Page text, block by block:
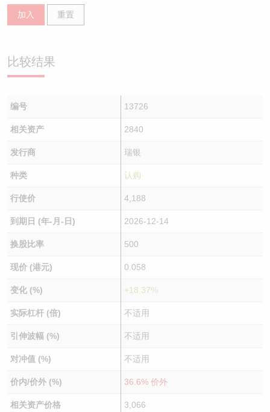
加入 重置
比较结果
编号 13726
相关资产 2840
发行商 瑞银
种类 认购
行使价 4,188
到期日 (年-月-日) 2026-12-14
换股比率 500
现价 (港元) 0.058
变化 (%) +18.37%
实际杠杆 (倍) 不适用
引伸波幅 (%) 不适用
对冲值 (%) 不适用
价内/价外 (%) 36.6% 价外
相关资产价格 3,066